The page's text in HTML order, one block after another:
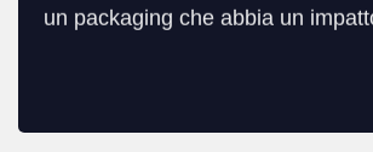
un packaging che abbia un